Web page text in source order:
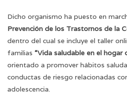
Dicho organismo ha puesto en
Prevención de los Trastornos de la
dentro del cual se incluye el taller
familias “Vida saludable en el hogar
orientado a promover hábitos
conductas de riesgo relacionadas
adolescencia.